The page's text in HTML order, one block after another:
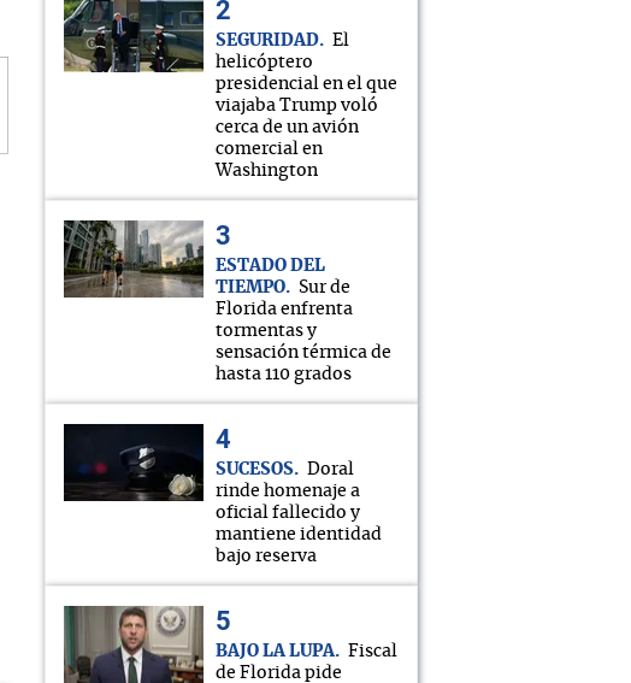
SEGURIDAD
El
helicóptero
presidencial en el que
viajaba Trump voló
cerca de un avión
comercial en
Washington
ESTADO DEL
TIEMPO
Sur de
Florida enfrenta
tormentas y
sensación térmica de
hasta 110 grados
SUCESOS
Doral
rinde homenaje a
oficial fallecido y
mantiene identidad
bajo reserva
BAJO LA LUPA
Fiscal
de Florida pide